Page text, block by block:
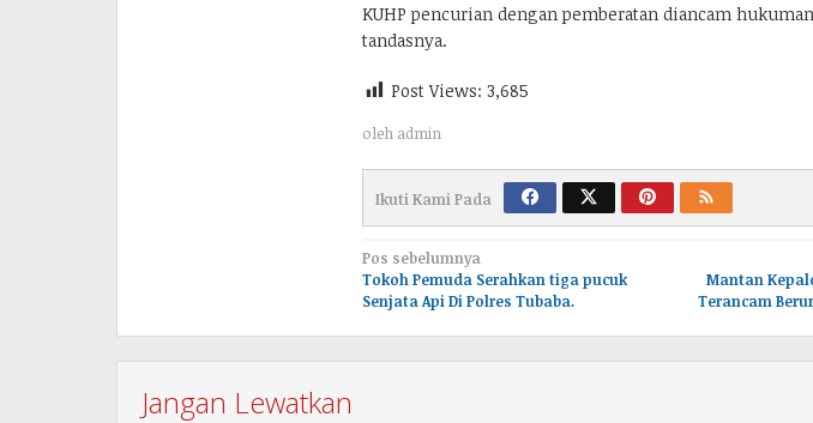
KUHP pencurian dengan pemberatan diancam
tandasnya.
Post Views: 3,685
oleh admin
Ikuti Kami Pada
Navigasi
pos
Pos sebelumnya
Tokoh Pemuda Serahkan tiga pucuk
Senjata Api Di Polres Tubaba.
Mantan
Terancam
Jangan Lewatkan